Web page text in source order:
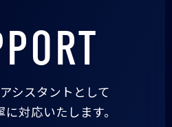
シスタントとして
対応いたします。